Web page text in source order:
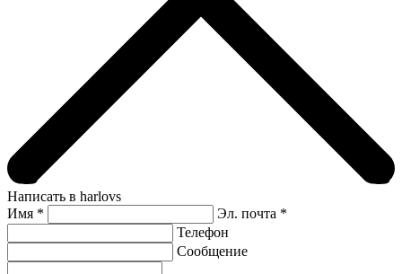
Написать в harlovs
Имя *
Эл. почта *
Телефон
Сообщение